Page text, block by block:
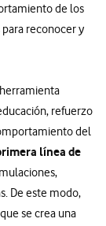
de los
reconocer y
refuerzo
del
línea de
De este modo,
se crea una